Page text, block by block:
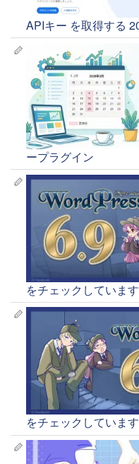
APIキー を取得する
ープラグイン
をチェックしています
をチェックしています